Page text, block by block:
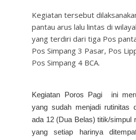
Kegiatan tersebut
pantau arus lalu lintas di
yang terdiri dari tiga Pos
Pos Simpang 3 Pasar, Pos
Pos Simpang 4 BCA.
Kegiatan Poros Pagi ini
yang sudah menjadi rutinitas
ada 12 (Dua Belas) titik/simpul
yang setiap harinya